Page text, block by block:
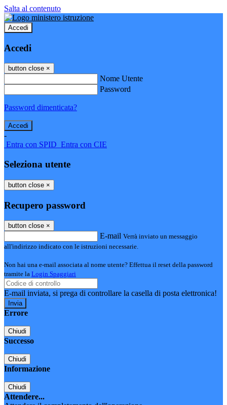
Salta al contenuto
Accedi
Accedi
button close ×
Nome Utente
Password
Password dimenticata?
-
Entra con SPID Entra con CIE
Seleziona utente
button close ×
Recupero password
button close ×
E-mail Verrà inviato un messaggio
all'indirizzo indicato con le istruzioni necessarie.
Non hai una e-mail associata al nome utente? Effettua il reset della password
tramite la Login Spaggiari
E-mail inviata, si prega di controllare la casella di posta elettronica!
Errore
Chiudi
Successo
Chiudi
Informazione
Chiudi
Attendere...